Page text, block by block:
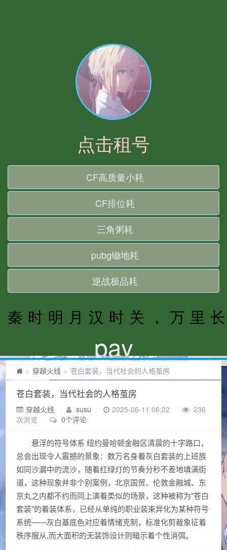
> 穿越火线 > 苍白套装，当代社会的人格茧房
苍白套装，当代社会的人格茧房
穿越火线 susu 2025-06-11 06:22
236
次浏览
0个评论
悬浮的符号体系 纽约曼哈顿金融区清晨的十字路口，
总会出现令人震撼的景象：数万名身着灰白套装的上班族
如同沙漏中的流沙，随着红绿灯的节奏分秒不差地填满街
道，这种现象并非个别案例，北京国贸、伦敦金融城、东
京丸之内都不约而同上演着类似的场景，这种被称为"苍白
套装"的着装体系，已经从单纯的职业装束异化为某种符号
系统——灰白基底色对应着情绪克制，标准化剪裁象征着
秩序服从,而大面积的无装饰设计则暗示着个性消弭。